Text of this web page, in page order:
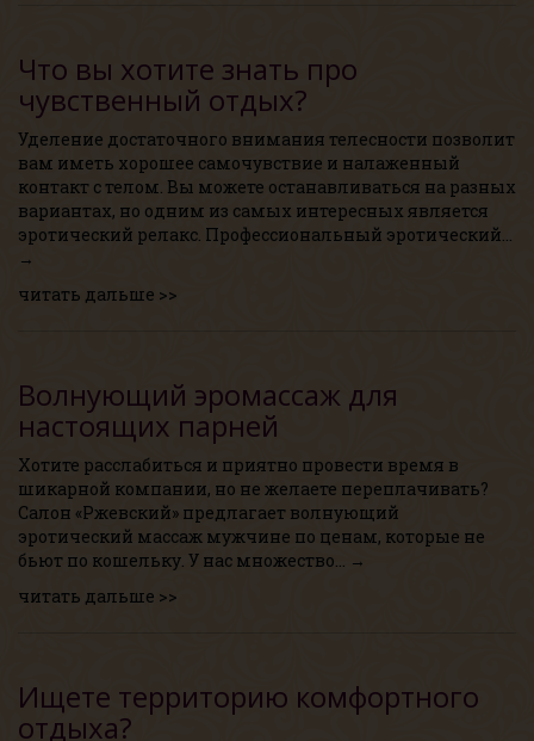
Что вы хотите знать про
чувственный отдых?
Уделение достаточного внимания телесности позволит
вам иметь хорошее самочувствие и налаженный
контакт с телом. Вы можете останавливаться на разных
вариантах, но одним из самых интересных является
эротический релакс. Профессиональный эротический…
→
читать дальше >>
Волнующий эромассаж для
настоящих парней
Хотите расслабиться и приятно провести время в
шикарной компании, но не желаете переплачивать?
Салон «Ржевский» предлагает волнующий
эротический массаж мужчине по ценам, которые не
бьют по кошельку. У нас множество… →
читать дальше >>
Ищете территорию комфортного
отдыха?